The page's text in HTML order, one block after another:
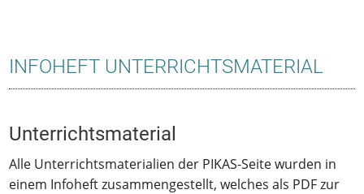
INFOHEFT UNTERRICHTSMATERIAL
Unterrichtsmaterial
Alle Unterrichtsmaterialien der PIKAS-Seite wurden in
einem Infoheft zusammengestellt, welches als PDF zur